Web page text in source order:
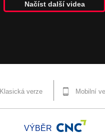
Načíst další videa
Klasická verze Mobilní
VÝBĚR